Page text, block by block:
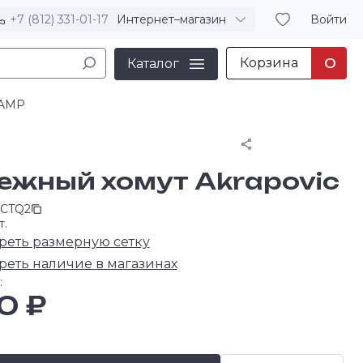
+7 (812) 331-01-17 Интернет–магазин Войти
Каталог Корзина 0
хомут Akrapovic
размерную сетку
наличие в магазинах
₽